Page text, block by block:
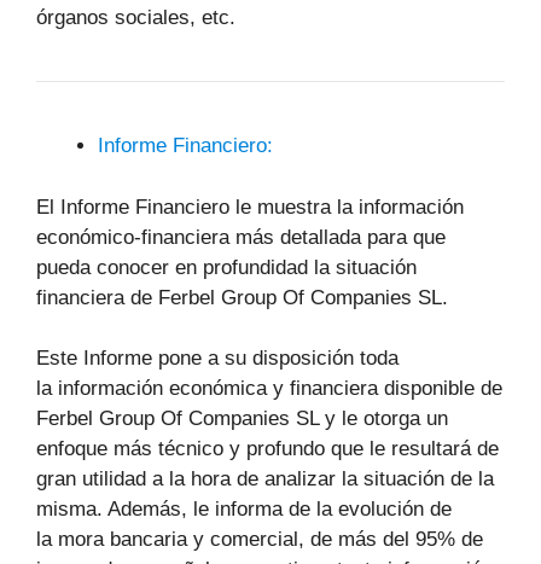
órganos sociales, etc.
Informe Financiero:
El Informe Financiero le muestra la información
económico-financiera más detallada para que
pueda conocer en profundidad la situación
financiera de Ferbel Group Of Companies SL.
Este Informe pone a su disposición toda
la información económica y financiera disponible de
Ferbel Group Of Companies SL y le otorga un
enfoque más técnico y profundo que le resultará de
gran utilidad a la hora de analizar la situación de la
misma. Además, le informa de la evolución de
la mora bancaria y comercial, de más del 95% de